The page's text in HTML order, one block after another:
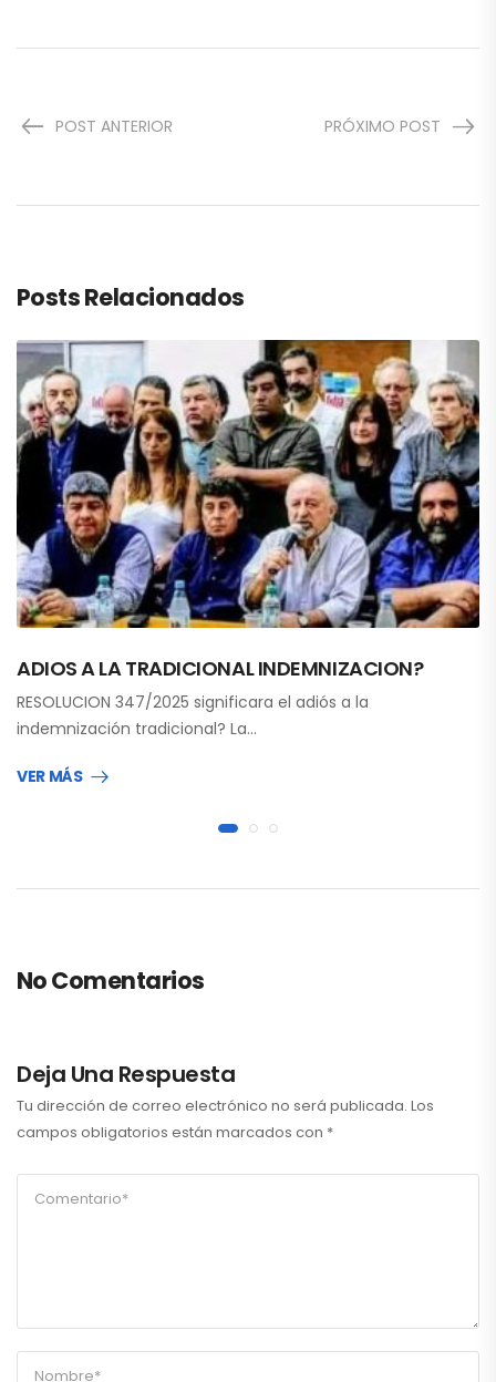
POST ANTERIOR PRÓXIMO POST
Posts Relacionados
ADIOS A LA TRADICIONAL INDEMNIZACION?
RESOLUCION 347/2025 significara el adiós a la
indemnización tradicional? La…
VER MÁS
No Comentarios
Deja Una Respuesta
Tu dirección de correo electrónico no será publicada. Los
campos obligatorios están marcados con *